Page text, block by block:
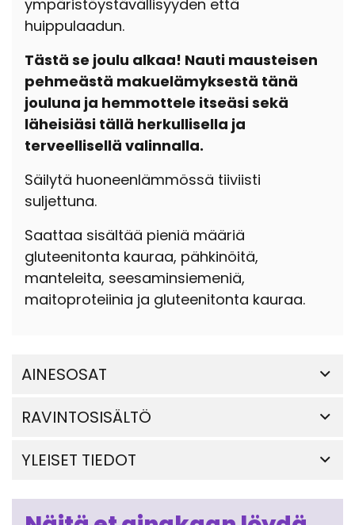
ympäristöystävällisyyden että
huippulaadun.
Tästä se joulu alkaa! Nauti mausteisen
pehmeästä makuelämyksestä tänä
jouluna ja hemmottele itseäsi sekä
läheisiäsi tällä herkullisella ja
terveellisellä valinnalla.
Säilytä huoneenlämmössä tiiviisti
suljettuna.
Saattaa sisältää pieniä määriä
gluteenitonta kauraa, pähkinöitä,
manteleita, seesaminsiemeniä,
maitoproteiinia ja gluteenitonta kauraa.
AINESOSAT
RAVINTOSISÄLTÖ
YLEISET TIEDOT